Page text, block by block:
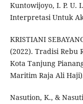
Kuntowijoyo, I. P. U.
Interpretasi Untuk
KRISTIANI
(2022). Tradisi Rebu
Kota Tanjung
Maritim Raja Ali
Nasution, K., &